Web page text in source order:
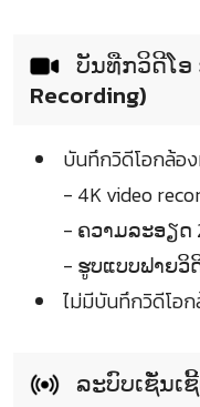
ບັນທືກວິດີໂອ
Recording)
บันทึกวิดีโอกล้อ
- 4K video
- ຄວາມລະອຽດ
- ຮູບແບບຟາຍວິດີ
ไม่มีบันทึกวิดีโอ
ລະບົບເຊັ່ນເ